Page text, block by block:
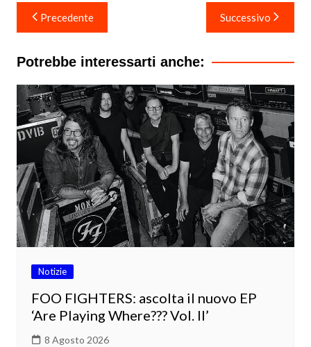
Navigazione
articoli
Precedente Successivo
Potrebbe interessarti anche:
Notizie
FOO FIGHTERS: ascolta il nuovo EP
‘Are Playing Where??? Vol. II’
8 Agosto 2026